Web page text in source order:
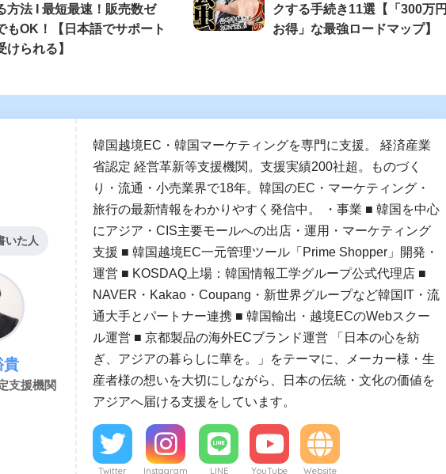
方法 Ι 最短最速！販売数ゼ
もOK！【日本語でサポート
けられる】
クする手続き11選【「300万円
お得」な最強ロードマップ】
いた人
貴
支援機関
韓国越境EC・韓国マーケティングを専門に支援。 経済産業
省認定 経営革新等支援機関。支援実績200社超。ものづく
り・流通・小売業界で18年。韓国のEC・マーケティング・
旅行の最新情報をわかりやすく発信中。 ・事業 ■ 韓国を中心
にアジア・CIS主要モールへの出店・運用・マーケティング
支援 ■ 韓国越境EC一元管理ツール「Prime Shopper」開発・
運営 ■ KOSDAQ上場：韓国情報工学グループ公式代理店 ■
NAVER・Kakao・Coupang・新世界グループなど韓国IT・流
通大手とパートナー連携 ■ 韓国輸出・越境ECのWebスクー
ル運営 ■ 京都製品の海外ECブランド運営 「日本の心を紡
ぎ、アジアの暮らしに華を。」をテーマに、メーカー様・生
産者様の想いを大切にしながら、日本の伝統・文化の価値を
アジアへ届ける支援をしています。
Twitter Instagram LINE YouTube Website